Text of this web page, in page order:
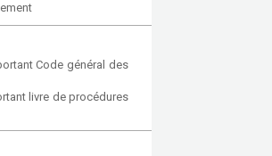
Code général des
livre de procédures